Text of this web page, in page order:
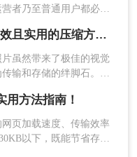
画图工具（系统原
自带的“画图”程序
片压缩工具。它通
辨率）来减小文件
者乃至普通用户都必须
无一不在提醒我们：学
项，而是必选项。
怎样压缩jpg照片大小？5种高效且实用的压缩方法详解！
虽然带来了极佳的视觉
输和存储的绊脚石。无
机相册空间告急，怎样
的常见难题。
方法指南！
页加载速度、传输效率
以下，既能节省存储